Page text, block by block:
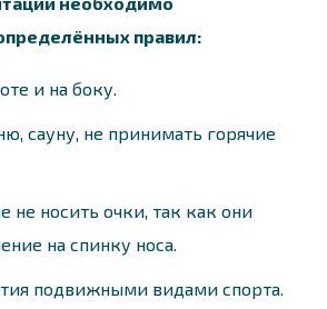
правил:
и на боку.
сауну, не принимать горячие
не носить очки, так как они
на спинку носа.
подвижными видами спорта.